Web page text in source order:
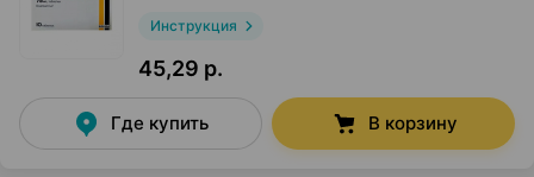
Инструкция
45,29 р.
Где купить В корзину